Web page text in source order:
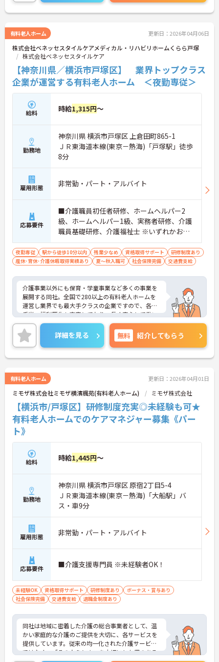
有料老人ホーム 更新日：2026年04月06日
株式会社ベネッセスタイルケアメディカル・リハビリホームくらら戸塚
株式会社ベネッセスタイルケア
【神奈川県／横浜市戸塚区】 業界トップクラス
企業が運営する有料老人ホーム ＜夜勤専従＞
給料 時給1,315円～
勤務地
神奈川県 横浜市戸塚区 上倉田町865-1
ＪＲ東海道本線(東京－熱海)「戸塚駅」徒歩
8分
雇用形態 非常勤・パート・アルバイト
応募要件
■介護職員初任者研修、ホームヘルパー2
級、ホームヘルパー1級、実務者研修、介護
職員基礎研修、介護福祉士 ※いずれかお持
ちの方 ※資格をお持ちでない方も相談可
夜勤専従 駅から徒歩10分以内 残業少なめ 資格取得サポート
研修制度あり
産休･育休･介護休暇取得実績あり
夏～秋入職可 社会保険完備 交通費支給
介護事業以外にも保育・学童事業など多くの事業を
展開する同社。全国で280以上の有料老人ホームを
運営し業界でも最大手クラスの企業ですので、各種
手当、福利厚生も充実しており、長く安心して働い
ていただける環境です。ご興味ある方には、面接対
策ポイントなど、さらに詳細をお話しいたしますの
でお気軽にご相談ください。
詳細を見る 無料 紹介してもらう
有料老人ホーム 更新日：2026年04月01日
ミモザ株式会社ミモザ横濱楓苑(有料老人ホーム) ミモザ株式会社
【横浜市/戸塚区】研修制度充実◎未経験も可★
有料老人ホームでのケアマネジャー募集《パー
ト》
給料 時給1,445円～
勤務地
神奈川県 横浜市戸塚区 原宿2丁目5-4
ＪＲ東海道本線(東京－熱海)「大船駅」バ
ス・車9分
雇用形態 非常勤・パート・アルバイト
応募要件 ■介護支援専門員 ※未経験者OK！
未経験OK 資格取得サポート 研修制度あり
ボーナス・賞与あり
社会保険完備
交通費支給 退職金制度あり
同社は地域に密着した介護の総合事業者として、温
かい家庭的な介護のご提供を大切に、各サービスを
提供しています。従来の均一化された介護サービス
ではなく、「その人らしさ」を大切にした夢のある